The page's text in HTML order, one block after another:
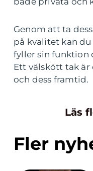
Genom att ta
på kvalitet kan
fyller sin funktion
Ett välskött tak
och dess framtid.
Läs
Fler